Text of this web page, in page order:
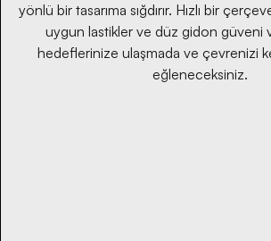
yönlü bir tasarıma sığdırır. Hızlı bir
uygun lastikler ve düz gidon güveni
hedeflerinize ulaşmada ve çevrenizi
eğleneceksiniz.